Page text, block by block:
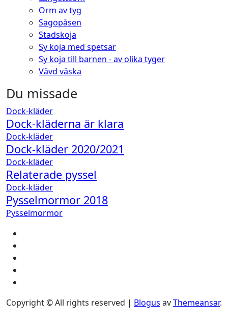
Orm av tyg
Sagopåsen
Stadskoja
Sy koja med spetsar
Sy koja till barnen - av olika tyger
Vävd väska
Du missade
Dock-kläder
Dock-kläderna är klara
Dock-kläder
Dock-kläder 2020/2021
Dock-kläder
Relaterade pyssel
Dock-kläder
Pysselmormor 2018
Pysselmormor
Copyright © All rights reserved | Blogus avThemeansar.